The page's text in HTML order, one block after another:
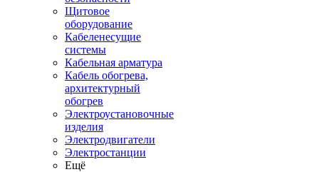
Щитовое
оборудование
Кабеленесущие
системы
Кабельная арматура
Кабель обогрева,
архитектурный
обогрев
Электроустановочные
изделия
Электродвигатели
Электростанции
Ещё